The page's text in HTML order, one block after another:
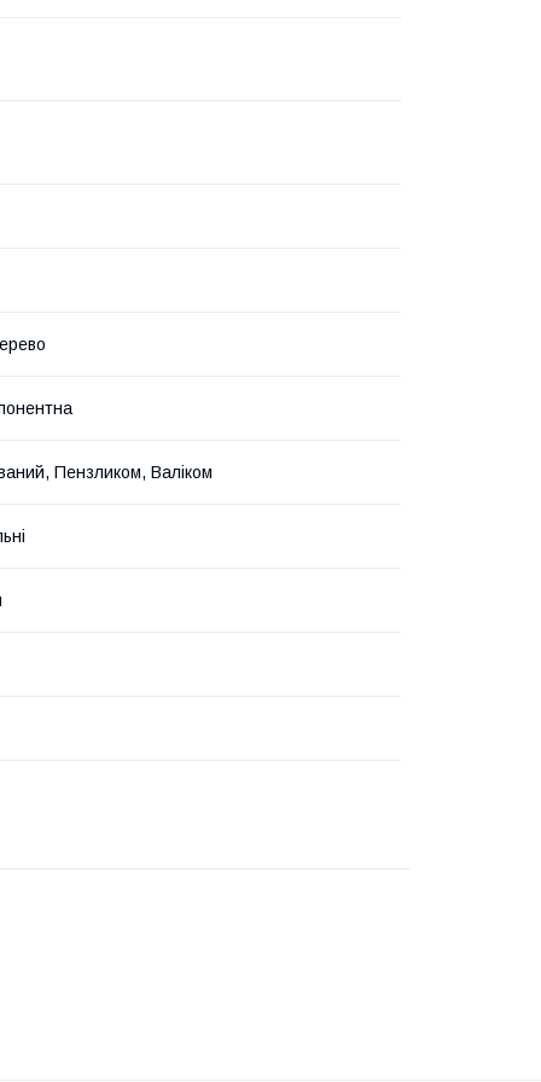
Пензликом, Валіком